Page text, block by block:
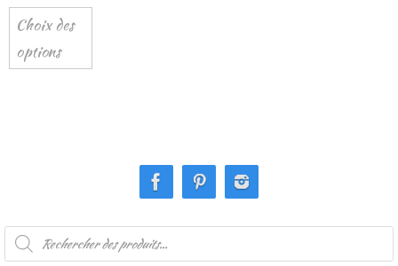
Choix des
options
Recherche
produits